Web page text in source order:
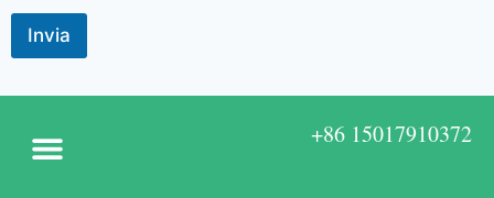
Invia
+86 15017910372